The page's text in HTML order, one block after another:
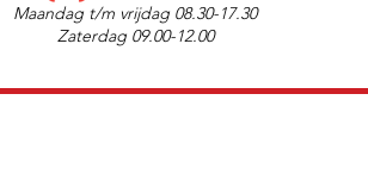
Maandag t/m vrijdag 08.30-17.30
Zaterdag 09.00-12.00